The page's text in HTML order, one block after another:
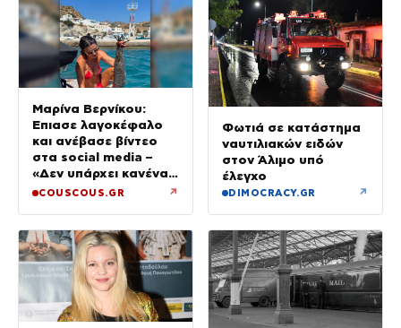
Μαρίνα Βερνίκου:
Έπιασε λαγοκέφαλο
και ανέβασε βίντεο
στα social media –
«Δεν υπάρχει κανένας
λόγος να φοβόμαστε»
COUSCOUS.GR ↗
Φωτιά σε κατάστημα
ναυτιλιακών ειδών
στον Άλιμο υπό
έλεγχο
DIMOCRACY.GR ↗